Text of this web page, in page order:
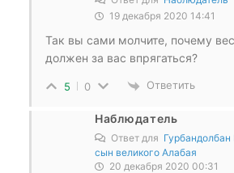
19 декабря 2020 14:41
Так вы сами молчите, почему
должен за вас впрягаться?
5 0 Ответить
Наблюдатель
Ответ для
сын великого Алабая
20 декабря 2020 00:31